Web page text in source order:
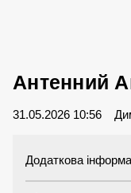
Антенний
31.05.2026 10:56
Додаткова